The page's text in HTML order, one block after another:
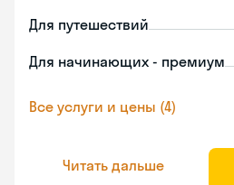
Для путешествий
Для начинающих - премиум
Все услуги и цены (4)
Читать дальше